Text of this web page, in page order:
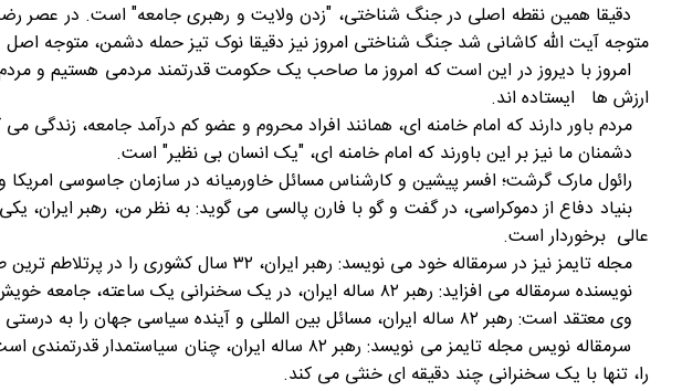
متوجه آیت الله کاشانی شد جنگ شناختی امروز نیز دقیقا نوک تیز حمله دشمن، متوجه
امروز با دیروز در این است که امروز ما صاحب یک حکومت قدرتمند مردمی هستیم و مردم
ارزش ها ایستاده اند.
مردم باور دارند که امام خامنه ای، همانند افراد محروم و عضو کم درآمد جامعه، زندگی
دشمنان ما نیز بر این باورند که امام خامنه ای، "یک انسان بی نظیر" است.
رائول مارک گرشت؛ افسر پیشین و کارشناس مسائل خاورمیانه در سازمان جاسوسی
بنیاد دفاع از دموکراسی، در گفت و گو با فارن پالسی می گوید: به نظر من، رهبر ایران،
عالی برخوردار است.
مجله تایمز نیز در سرمقاله خود می نویسد: رهبر ایران، ۳۲ سال کشوری را در پرتلاطم ترین طوفان ها، جوری رهبری کرد که امن ترین کشور خاورمیانه باشد.
نویسنده سرمقاله می افزاید: رهبر ۸۲ ساله ایران، در یک سخنرانی یک ساعته، جامعه خویش را آسیب شناسی کرده و نقاط قوت و ضعف جامعه خود را با ساده ترین کلمات به مردم می فهماند.
وی معتقد است: رهبر ۸۲ ساله ایران،‌ مسائل بین المللی و آینده سیاسی جهان را به درستی محاسبه و پیش بینی می کند.
سرمقاله نویس مجله تایمز می نویسد: رهبر ۸۲ ساله
را، تنها با یک سخنرانی چند دقیقه ای خنثی می کند.